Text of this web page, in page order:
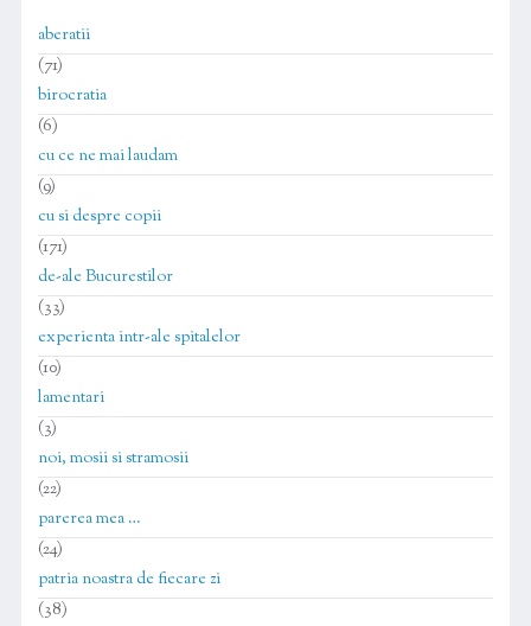
aberatii
(71)
birocratia
(6)
cu ce ne mai laudam
(9)
cu si despre copii
(171)
de-ale Bucurestilor
(33)
experienta intr-ale spitalelor
(10)
lamentari
(3)
noi, mosii si stramosii
(22)
parerea mea …
(24)
patria noastra de fiecare zi
(38)